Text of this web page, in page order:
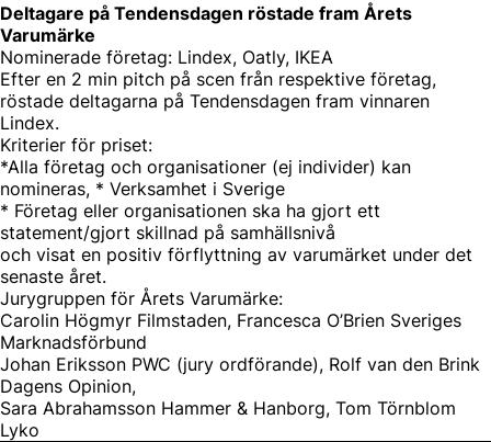
Deltagare på Tendensdagen röstade fram Årets
Varumärke
Nominerade företag: Lindex, Oatly, IKEA
Efter en 2 min pitch på scen från respektive företag,
röstade deltagarna på Tendensdagen fram vinnaren
Lindex.
Kriterier för priset:
*⁠Alla företag och organisationer (ej individer) kan
nomineras, * ⁠Verksamhet i Sverige
* ⁠Företag eller organisationen ska ha gjort ett
statement/gjort skillnad på samhällsnivå
och visat en positiv förflyttning av varumärket under det
senaste året.
Jurygruppen för Årets Varumärke:
Carolin Högmyr Filmstaden, Francesca O’Brien Sveriges
Marknadsförbund
Johan Eriksson PWC (jury ordförande), Rolf van den Brink
Dagens Opinion,
Sara Abrahamsson Hammer & Hanborg, Tom Törnblom
Lyko